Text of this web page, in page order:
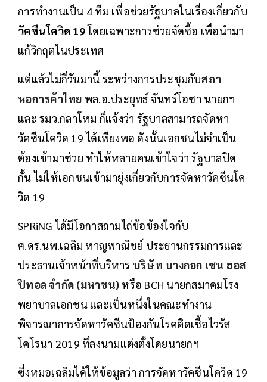
การทำงานเป็น 4 ทีม เพื่อช่วยรัฐบาลในเรื่องเกี่ยวกับ
วัคซีนโควิด 19โดยเฉพาะการช่วยจัดซื้อ เพื่อนำมา
แก้วิกฤตในประเทศ
แต่แล้วไม่กี่วันมานี้ ระหว่างการประชุมกับสภา
หอการค้าไทย พล.อ.ประยุทธ์ จันทร์โอชา นายกฯ
และ รมว.กลาโหม ก็แจ้งว่า รัฐบาลสามารถจัดหา
วัคซีนโควิด 19 ได้เพียงพอ ดังนั้นเอกชนไม่จำเป็น
ต้องเข้ามาช่วย ทำให้หลายคนเข้าใจว่า รัฐบาลปิด
กั้น ไม่ให้เอกชนเข้ามายุ่งเกี่ยวกับการจัดหาวัคซีนโค
วิด 19
SPRiNG ได้มีโอกาสถามไถ่ข้อข้องใจกับ
ศ.ดร.นพ.เฉลิม หาญพาณิชย์ ประธานกรรมการและ
ประธานเจ้าหน้าที่บริหาร บริษัท บางกอก เชน ฮอส
ปิทอล จำกัด (มหาชน) หรือ BCH นายกสมาคมโรง
พยาบาลเอกชน และเป็นหนึ่งในคณะทำงาน
พิจารณาการจัดหาวัคซีนป้องกันโรคติดเชื้อไวรัส
โคโรนา 2019 ที่ลงนามแต่งตั้งโดยนายกฯ
ซึ่งหมอเฉลิมได้ให้ข้อมูลว่า การจัดหาวัคซีนโควิด 19